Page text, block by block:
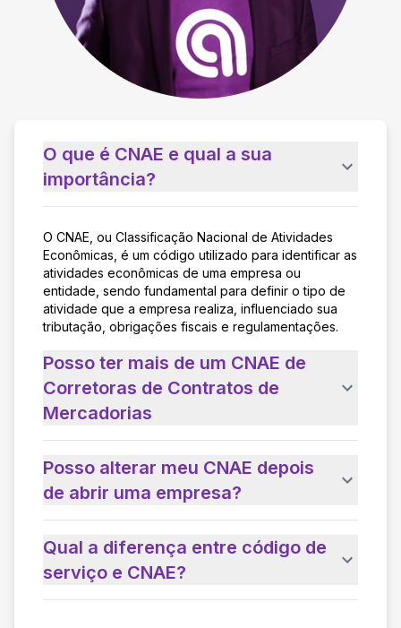
O que é CNAE e qual a sua
importância?
O CNAE, ou Classificação Nacional de Atividades
Econômicas, é um código utilizado para identificar as
atividades econômicas de uma empresa ou
entidade, sendo fundamental para definir o tipo de
atividade que a empresa realiza, influenciado sua
tributação, obrigações fiscais e regulamentações.
Posso ter mais de um CNAE de
Corretoras de Contratos de
Mercadorias
Posso alterar meu CNAE depois
de abrir uma empresa?
Qual a diferença entre código de
serviço e CNAE?